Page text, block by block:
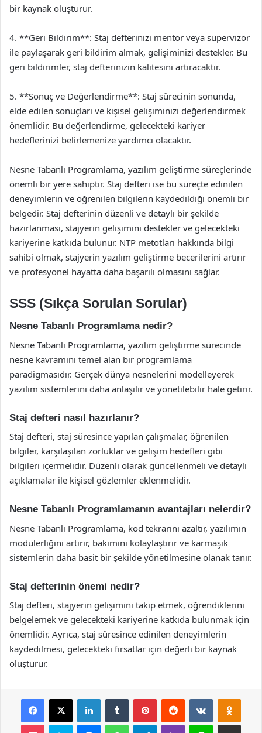
bir kaynak oluşturur.
4. **Geri Bildirim**: Staj defterinizi mentor veya süpervizör
ile paylaşarak geri bildirim almak, gelişiminizi destekler. Bu
geri bildirimler, staj defterinizin kalitesini artıracaktır.
5. **Sonuç ve Değerlendirme**: Staj sürecinin sonunda,
elde edilen sonuçları ve kişisel gelişiminizi değerlendirmek
önemlidir. Bu değerlendirme, gelecekteki kariyer
hedeflerinizi belirlemenize yardımcı olacaktır.
Nesne Tabanlı Programlama, yazılım geliştirme süreçlerinde
önemli bir yere sahiptir. Staj defteri ise bu süreçte edinilen
deneyimlerin ve öğrenilen bilgilerin kaydedildiği önemli bir
belgedir. Staj defterinin düzenli ve detaylı bir şekilde
hazırlanması, stajyerin gelişimini destekler ve gelecekteki
kariyerine katkıda bulunur. NTP metotları hakkında bilgi
sahibi olmak, stajyerin yazılım geliştirme becerilerini artırır
ve profesyonel hayatta daha başarılı olmasını sağlar.
SSS (Sıkça Sorulan Sorular)
Nesne Tabanlı Programlama nedir?
Nesne Tabanlı Programlama, yazılım geliştirme sürecinde
nesne kavramını temel alan bir programlama
paradigmasıdır. Gerçek dünya nesnelerini modelleyerek
yazılım sistemlerini daha anlaşılır ve yönetilebilir hale getirir.
Staj defteri nasıl hazırlanır?
Staj defteri, staj süresince yapılan çalışmalar, öğrenilen
bilgiler, karşılaşılan zorluklar ve gelişim hedefleri gibi
bilgileri içermelidir. Düzenli olarak güncellenmeli ve detaylı
açıklamalar ile kişisel gözlemler eklenmelidir.
Nesne Tabanlı Programlamanın avantajları nelerdir?
Nesne Tabanlı Programlama, kod tekrarını azaltır, yazılımın
modülerliğini artırır, bakımını kolaylaştırır ve karmaşık
sistemlerin daha basit bir şekilde yönetilmesine olanak tanır.
Staj defterinin önemi nedir?
Staj defteri, stajyerin gelişimini takip etmek, öğrendiklerini
belgelemek ve gelecekteki kariyerine katkıda bulunmak için
önemlidir. Ayrıca, staj süresince edinilen deneyimlerin
kaydedilmesi, gelecekteki fırsatlar için değerli bir kaynak
oluşturur.
Facebook
X LinkedInTumblr PinterestReddit VKontakte
Pocket Skype MessengerWhatsAppTelegramViber Line E-Posta ile